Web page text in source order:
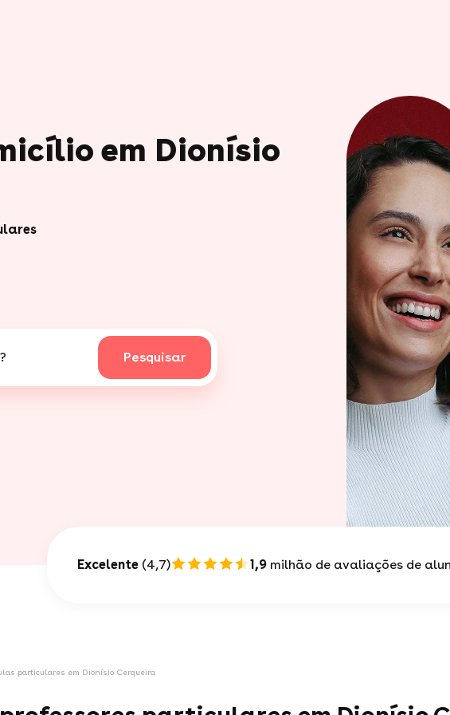
em Dionísio
Pesquisar
Excelente (4,7) 1,9 milhão de avaliações de
particulares em Dionísio Cerqueira